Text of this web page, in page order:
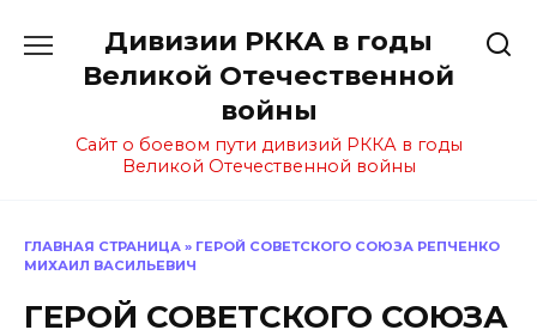
содержанию
Дивизии РККА в годы
Великой Отечественной
войны
Сайт о боевом пути дивизий РККА в годы
Великой Отечественной войны
ГЛАВНАЯ СТРАНИЦА » ГЕРОЙ СОВЕТСКОГО СОЮЗА РЕПЧЕНКО
МИХАИЛ ВАСИЛЬЕВИЧ
ГЕРОЙ СОВЕТСКОГО СОЮЗА